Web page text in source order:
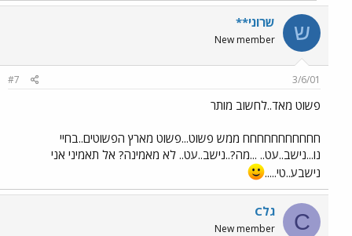
ש שרוני**
New member
3/6/01
#7
פשוט מאד..לחשוב מותר
חחחחחחחחחחח ממש פשוט...פשוט מארץ הפשוטים..בחיי
נו...נישב..עט.. ...מה?..נישב..עט.. לא מאמינה? אל תאמיני אני
נישבע..טי.....
C Cגל
New member